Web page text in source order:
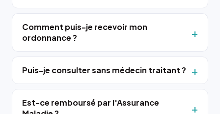
Comment puis-je recevoir mon
ordonnance ?
Puis-je consulter sans médecin traitant ?
Est-ce remboursé par l'Assurance